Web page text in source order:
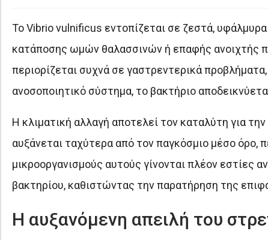
Το Vibrio vulnificus εντοπίζεται σε ζεστά,
κατάποσης ωμών θαλασσινών ή επαφής ανοιχτής
περιορίζεται συχνά σε γαστρεντερικά
ανοσοποιητικό σύστημα, το βακτήριο
Η κλιματική αλλαγή αποτελεί τον καταλύτη για
αυξάνεται ταχύτερα από τον παγκόσμιο μέσο όρο,
μικροοργανισμούς αυτούς γίνονται πλέον εστίες
βακτηρίου, καθιστώντας την παρατήρηση της
Η αυξανόμενη απειλή του